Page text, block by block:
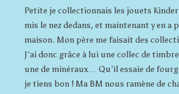
Petite je collectionnais les jouets
mis le nez dedans, et maintenant y en a
maison. Mon père me faisait des
J’ai donc grâce à lui une collec de
une de minéraux… Qu’il essaie de
je tiens bon ! Ma BM nous ramène de